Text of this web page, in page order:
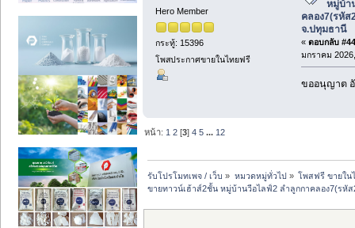
Hero Member
กระทู้: 15396
โพสประกาศขายในไทยฟรี
หมู่บ้า
คลอง7(รหัส
จ.ปทุมธานี
« ตอบกลับ
มกราคม
ขออนุญาต
หน้า: 1 2 [3]4 5 ... 12
รับโปรโมทเพจ / เว็บ » หมวดหมู่ทั่วไป» โพสฟรี ขายใน
ขายทาวน์เฮ้าส์2ชั้น หมู่บ้านวีอไลฟ์2 ลำลูกกาคลอง7(รหั